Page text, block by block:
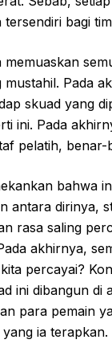
bagi
mustahil. Pada
skuad yang
ini. Pada
pelatih,
bahwa
antara dirinya,
rasa saling
akhirnya,
percayai?
ini dibangun
para pemain
ia terapkan.